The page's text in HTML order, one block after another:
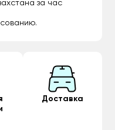
за час
Доставка